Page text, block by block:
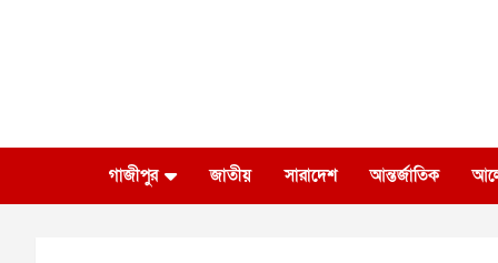
গাজীপুর জাতীয় সারাদেশ আন্তর্জাতিক